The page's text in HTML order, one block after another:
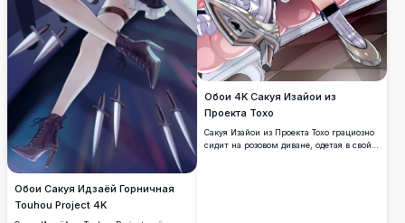
Обои Сакуя Идзаёй Горничная
Touhou Project 4K
Обои 4K Сакуя Изайои из
Проекта Тохо
Сакуя Изайои из Проекта Тохо грациозно
сидит на розовом диване, одетая в свой